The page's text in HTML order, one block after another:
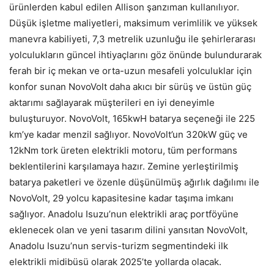
ürünlerden kabul edilen Allison şanzıman kullanılıyor.
Düşük işletme maliyetleri, maksimum verimlilik ve yüksek
manevra kabiliyeti, 7,3 metrelik uzunluğu ile şehirlerarası
yolculukların güncel ihtiyaçlarını göz önünde bulundurarak
ferah bir iç mekan ve orta-uzun mesafeli yolculuklar için
konfor sunan NovoVolt daha akıcı bir sürüş ve üstün güç
aktarımı sağlayarak müşterileri en iyi deneyimle
buluşturuyor. NovoVolt, 165kwH batarya seçeneği ile 225
km’ye kadar menzil sağlıyor. NovoVolt’un 320kW güç ve
12kNm tork üreten elektrikli motoru, tüm performans
beklentilerini karşılamaya hazır. Zemine yerleştirilmiş
batarya paketleri ve özenle düşünülmüş ağırlık dağılımı ile
NovoVolt, 29 yolcu kapasitesine kadar taşıma imkanı
sağlıyor. Anadolu Isuzu’nun elektrikli araç portföyüne
eklenecek olan ve yeni tasarım dilini yansıtan NovoVolt,
Anadolu Isuzu’nun servis-turizm segmentindeki ilk
elektrikli midibüsü olarak 2025’te yollarda olacak.